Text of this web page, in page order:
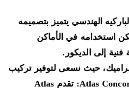
الهندسي يتميز بتصميمه
استخدامه في الأماكن
إلى الديكور.
حيث نسعى لتوفير تركيب
سيراميك من نوع Atlas Concorde: تقدم Atlas